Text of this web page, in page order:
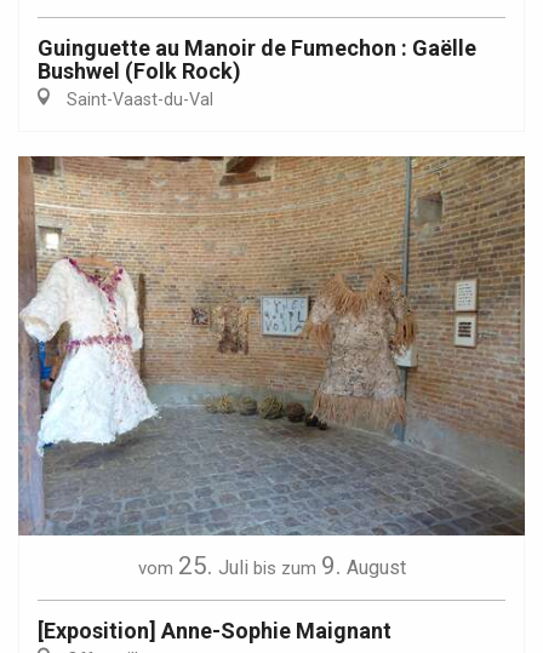
Guinguette au Manoir de Fumechon : Gaëlle
Bushwel (Folk Rock)
Saint-Vaast-du-Val
vom 25. Juli bis zum 9. August
[Exposition] Anne-Sophie Maignant